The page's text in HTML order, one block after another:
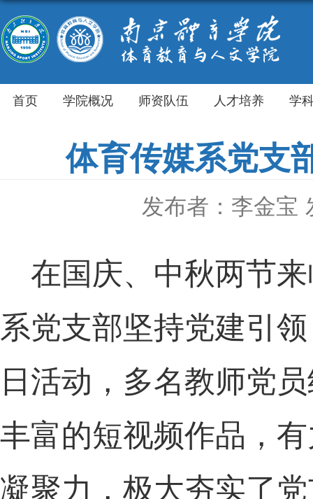
首页 学院概况 师资队伍 人才培养 学
体育传媒系党支
发布者：李金宝
在国庆、中秋两节
系党支部坚持党建引
日 活动 ， 多名教师党员
丰富的短视频作品 ，
凝聚力，极大夯实了